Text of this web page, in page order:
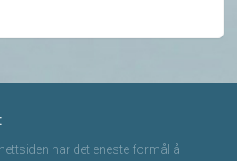
har det eneste formål å